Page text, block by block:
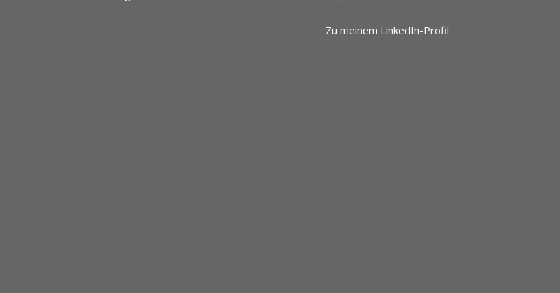
Zu meinem LinkedIn-Profil